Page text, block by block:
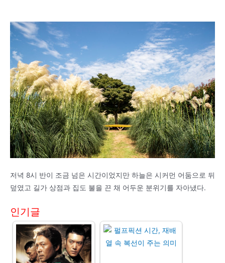
저녁 8시 반이 조금 넘은 시간이었지만 하늘은 시커먼 어둠으로 뒤
덮였고 길가 상점과 집도 불을 끈 채 어두운 분위기를 자아냈다.
인기글